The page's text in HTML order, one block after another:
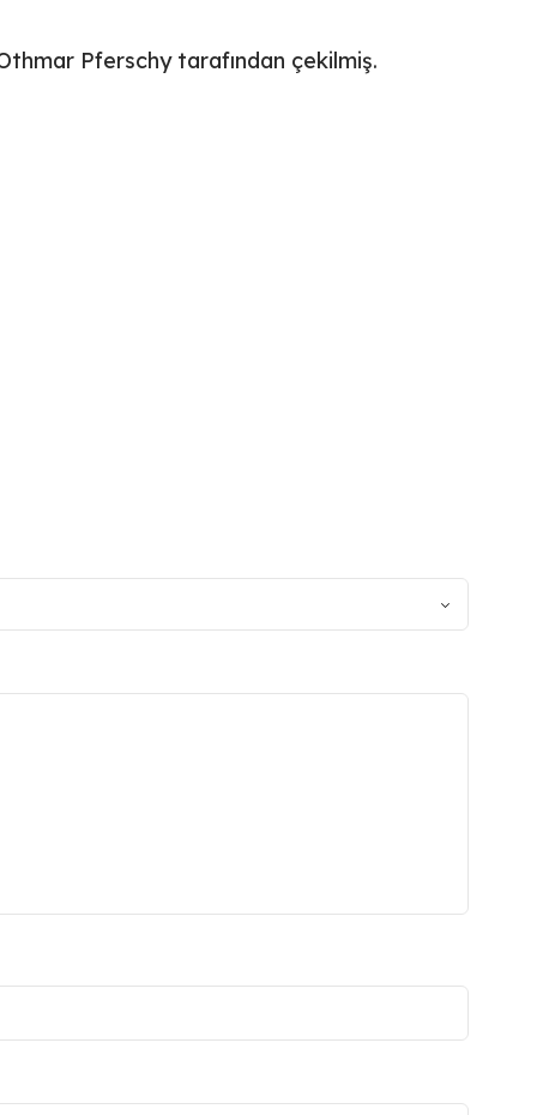
Pferschy tarafından çekilmiş.